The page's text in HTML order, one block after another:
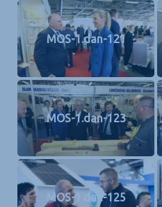
MOS-1.dan-121
MOS-1.dan-123
MOS-1.dan-125